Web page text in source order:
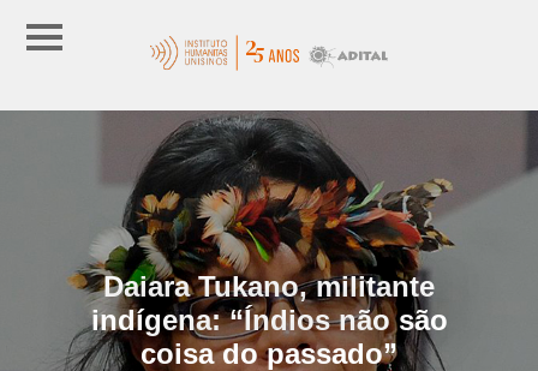
Daiara Tukano, militante
indígena: “Índios não são
coisa do passado”